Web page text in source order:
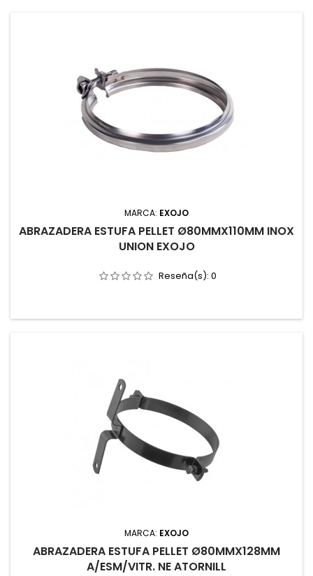
MARCA: EXOJO
ABRAZADERA ESTUFA PELLET Ø80MMX110MM INOX
UNION EXOJO
Reseña(s): 0
MARCA: EXOJO
ABRAZADERA ESTUFA PELLET Ø80MMX128MM
A/ESM/VITR. NE ATORNILL